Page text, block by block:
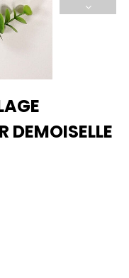
DEMOISELLE